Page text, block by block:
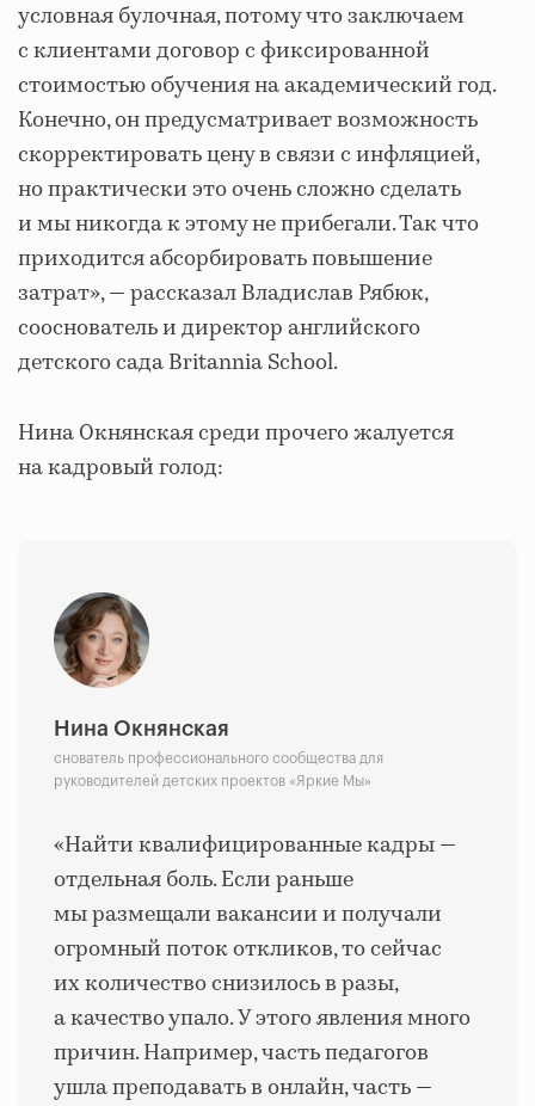
условная булочная, потому что заключаем
с клиентами договор с фиксированной
стоимостью обучения на академический год.
Конечно, он предусматривает возможность
скорректировать цену в связи с инфляцией,
но практически это очень сложно сделать
и мы никогда к этому не прибегали. Так что
приходится абсорбировать повышение
затрат», — рассказал Владислав Рябюк,
сооснователь и директор английского
детского сада Britannia School.
Нина Окнянская среди прочего жалуется
на кадровый голод:
Нина Окнянская
снователь профессионального сообщества для
руководителей детских проектов «Яркие Мы»
«Найти квалифицированные кадры —
отдельная боль. Если раньше
мы размещали вакансии и получали
огромный поток откликов, то сейчас
их количество снизилось в разы,
а качество упало. У этого явления много
причин. Например, часть педагогов
ушла преподавать в онлайн, часть —